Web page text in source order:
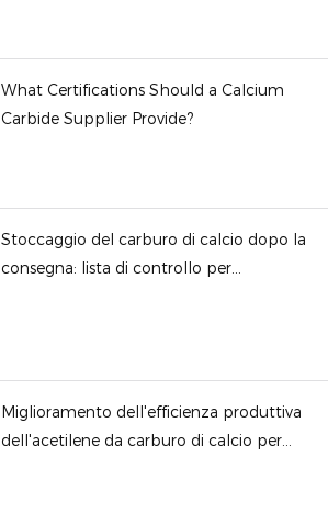
What Certifications Should a Calcium
Carbide Supplier Provide?
Stoccaggio del carburo di calcio dopo la
consegna: lista di controllo per
Miglioramento dell'efficienza produttiva
dell'acetilene da carburo di calcio per